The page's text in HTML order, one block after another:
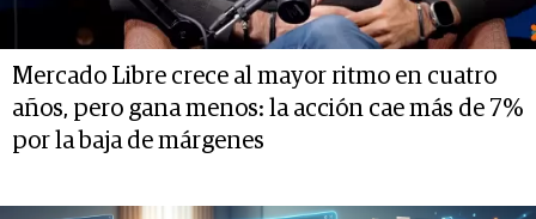
Mercado Libre crece al mayor ritmo en cuatro
años, pero gana menos: la acción cae más de 7%
por la baja de márgenes